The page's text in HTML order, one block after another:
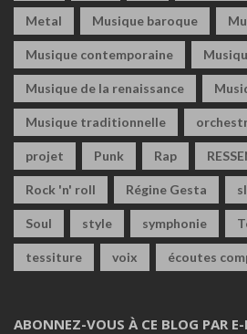
Metal Musique baroque
Musique contemporaine
Musique de la renaissance
Musique traditionnelle
projet Punk Rap
Rock 'n' roll Régine Gesta
Soul style symphonie
tessiture voix écoutes
ABONNEZ-VOUS À CE BLOG PAR